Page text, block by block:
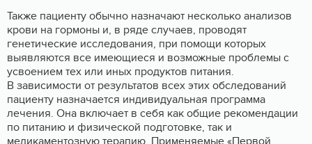
Также пациенту обычно назначают несколько анализов
крови на гормоны и, в ряде случаев, проводят
генетические исследования, при помощи которых
выявляются все имеющиеся и возможные проблемы с
усвоением тех или иных продуктов питания.
В зависимости от результатов всех этих обследований
пациенту назначается индивидуальная программа
лечения. Она включает в себя как общие рекомендации
по питанию и физической подготовке, так и